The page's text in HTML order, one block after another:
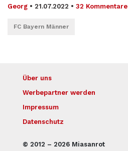
Georg • 21.07.2022 • 32 Kommentare
FC Bayern Männer
© 2012 – 2026 Miasanrot
Über uns
Werbepartner werden
Impressum
Datenschutz